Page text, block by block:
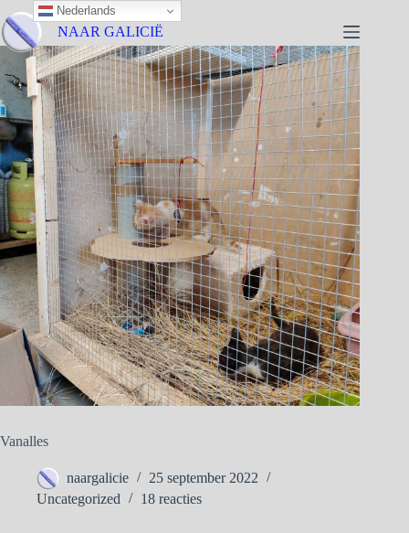
NAAR GALICIË
Vanalles
naargalicie
25 september 2022
Uncategorized
18 reacties
Nederlands